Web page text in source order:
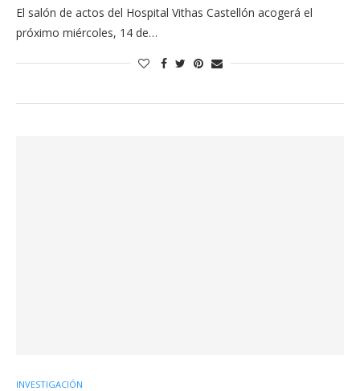
El salón de actos del Hospital Vithas Castellón acogerá el
próximo miércoles, 14 de…
INVESTIGACIÓN